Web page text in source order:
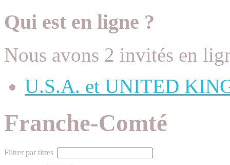
Qui est en ligne ?
Nous avons 2 invités en
U.S.A. et UNITED
Franche-Comté
Filtrer par titres